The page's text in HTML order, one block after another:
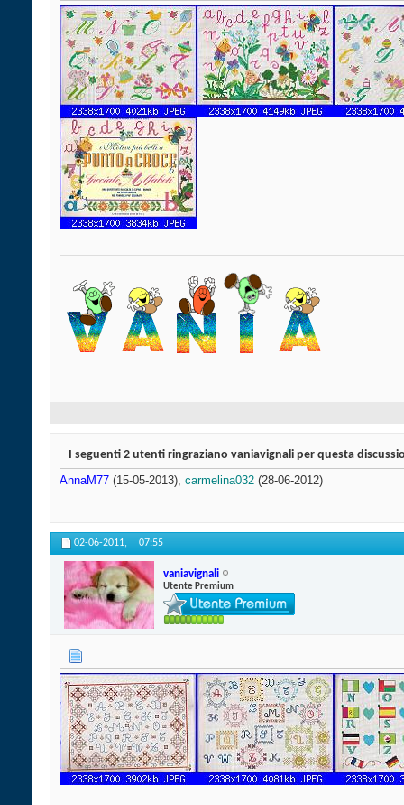
I seguenti 2 utenti ringraziano vaniavignali per questa
AnnaM77 (15-05-2013), carmelina032 (28-06-2012)
02-06-2011, 07:55
vaniavignali
Utente Premium